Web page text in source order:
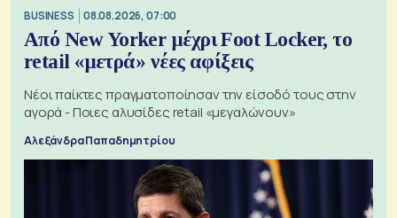
BUSINESS 08.08.2026, 07:00
Από New Yorker μέχρι Foot Locker, το
retail «μετρά» νέες αφίξεις
Νέοι παίκτες πραγματοποίησαν την είσοδό τους στην
αγορά - Ποιες αλυσίδες retail «μεγαλώνουν»
Αλεξάνδρα Παπαδημητρίου